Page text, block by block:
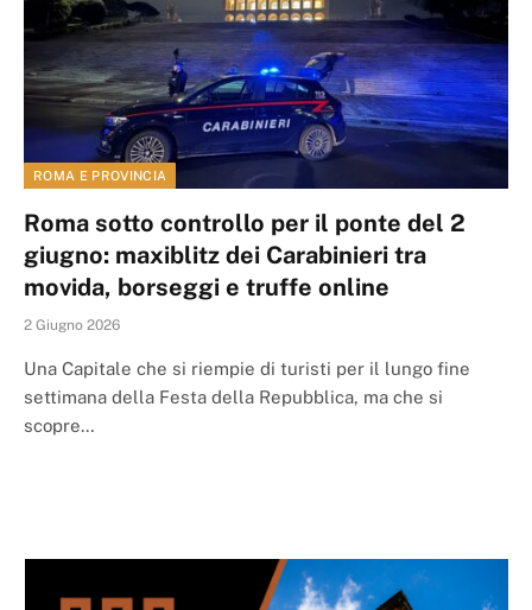
ROMA E PROVINCIA
Roma sotto controllo per il ponte del 2
giugno: maxiblitz dei Carabinieri tra
movida, borseggi e truffe online
2 Giugno 2026
Una Capitale che si riempie di turisti per il lungo fine
settimana della Festa della Repubblica, ma che si
scopre…